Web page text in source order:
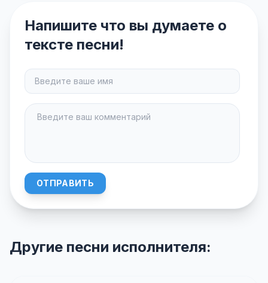
Напишите что вы думаете о
тексте песни!
ОТПРАВИТЬ
Другие песни исполнителя: